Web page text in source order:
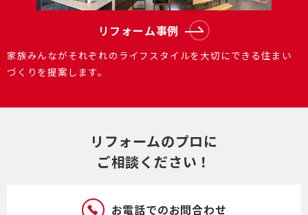
リフォーム事例
家族みんながそれぞれのライフスタイルを大切にできる住まい
づくりを提案します。
リフォームのプロに
ご相談ください！
お電話でのお問合わせ